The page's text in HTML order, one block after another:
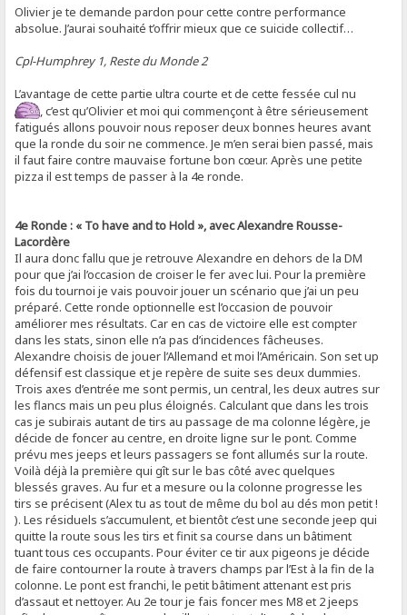
Olivier je te demande pardon pour cette contre performance
absolue. J’aurai souhaité t’offrir mieux que ce suicide collectif…
Cpl-Humphrey 1, Reste du Monde 2
L’avantage de cette partie ultra courte et de cette fessée cul nu
, c’est qu’Olivier et moi qui commençont à être sérieusement
fatigués allons pouvoir nous reposer deux bonnes heures avant
que la ronde du soir ne commence. Je m’en serai bien passé, mais
il faut faire contre mauvaise fortune bon cœur. Après une petite
pizza il est temps de passer à la 4e ronde.
4e Ronde : « To have and to Hold », avec Alexandre Rousse-
Lacordère
Il aura donc fallu que je retrouve Alexandre en dehors de la DM
pour que j’ai l’occasion de croiser le fer avec lui. Pour la première
fois du tournoi je vais pouvoir jouer un scénario que j’ai un peu
préparé. Cette ronde optionnelle est l’occasion de pouvoir
améliorer mes résultats. Car en cas de victoire elle est compter
dans les stats, sinon elle n’a pas d’incidences fâcheuses.
Alexandre choisis de jouer l’Allemand et moi l’Américain. Son set up
défensif est classique et je repère de suite ses deux dummies.
Trois axes d’entrée me sont permis, un central, les deux autres sur
les flancs mais un peu plus éloignés. Calculant que dans les trois
cas je subirais autant de tirs au passage de ma colonne légère, je
décide de foncer au centre, en droite ligne sur le pont. Comme
prévu mes jeeps et leurs passagers se font allumés sur la route.
Voilà déjà la première qui gît sur le bas côté avec quelques
blessés graves. Au fur et a mesure ou la colonne progresse les
tirs se précisent (Alex tu as tout de même du bol au dés mon petit !
). Les résiduels s’accumulent, et bientôt c’est une seconde jeep qui
quitte la route sous les tirs et finit sa course dans un bâtiment
tuant tous ces occupants. Pour éviter ce tir aux pigeons je décide
de faire contourner la route à travers champs par l’Est à la fin de la
colonne. Le pont est franchi, le petit bâtiment attenant est pris
d’assaut et nettoyer. Au 2e tour je fais foncer mes M8 et 2 jeeps